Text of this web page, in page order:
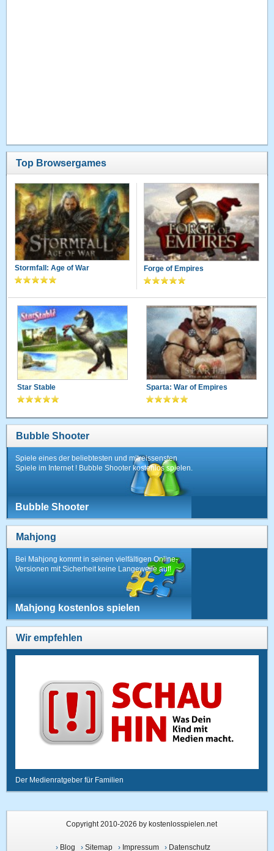
Top Browsergames
Stormfall: Age of War Forge of Empires
Star Stable Sparta: War of Empires
Bubble Shooter
Spiele eines der beliebtesten und mitreissensten
Spiele im Internet ! Bubble Shooter kostenlos spielen.
Bubble Shooter
Mahjong
Bei Mahjong kommt in seinen vielfältigen Online-
Versionen mit Sicherheit keine Langeweile auf!
Mahjong kostenlos spielen
Wir empfehlen
Der Medienratgeber für Familien
Copyright 2010-2026 by kostenlosspielen.net
› Blog › Sitemap› Impressum› Datenschutz